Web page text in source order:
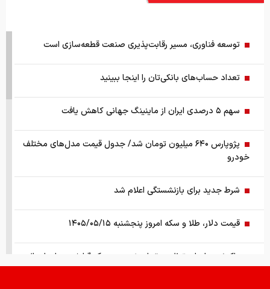
توسعه فناوری، مسیر رقابت‌پذیری صنعت قطعه‌سازی است
تعداد حساب‌های بانکی‌تان را اینجا ببینید
سهم ۵ درصدی ایران از ماینینگ جهانی کاهش یافت
پژوپارس ۶۴۰ میلیون تومان شد/ جدول قیمت مدل‌های مختلف
خودرو
شرط جدید برای بازنشستگی اعلام شد
قیمت دلار، طلا و سکه امروز پنجشنبه ۱۴۰۵/۰۵/۱۵
واکنش سازمان تنظیم مقررات نسبت به یک گزارش درباره اعمال
ضریب ۲.۷ برای اینترنت